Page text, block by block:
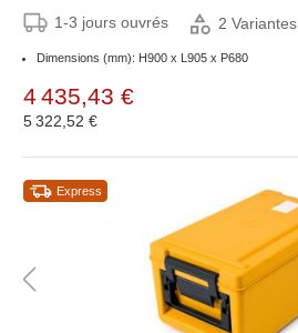
1-3 jours ouvrés 2 Variantes
Dimensions (mm): H900 x L905 x P680
4 435,43 €
5 322,52 €
Express